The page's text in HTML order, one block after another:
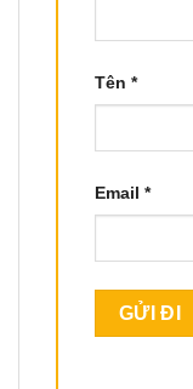
Tên *
Email *